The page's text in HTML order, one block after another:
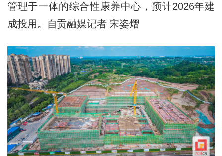
管理于一体的综合性康养中心，预计2026年建
成投用。自贡融媒记者 宋姿熠